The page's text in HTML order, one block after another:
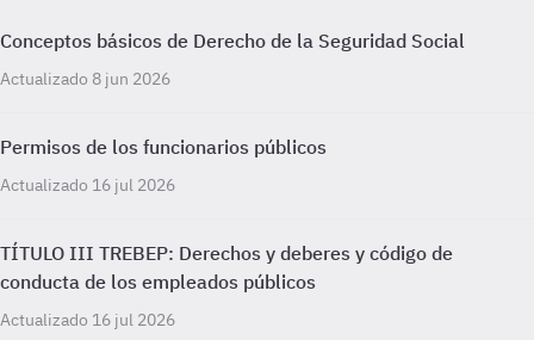
Conceptos básicos de Derecho de la Seguridad Social
Actualizado 8 jun 2026
Permisos de los funcionarios públicos
Actualizado 16 jul 2026
TÍTULO III TREBEP: Derechos y deberes y código de
conducta de los empleados públicos
Actualizado 16 jul 2026